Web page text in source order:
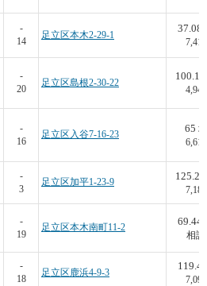
-
14
足立区本木2-29-1
37.08
7,416
-
20
足立区島根2-30-22
100.14
4,943
-
16
足立区入谷7-16-23
65 坪
6,615
-
3
足立区加平1-23-9
125.23
7,187
-
19
足立区本木南町11-2
69.44
相談
-
18
足立区鹿浜4-9-3
119.4
7,094